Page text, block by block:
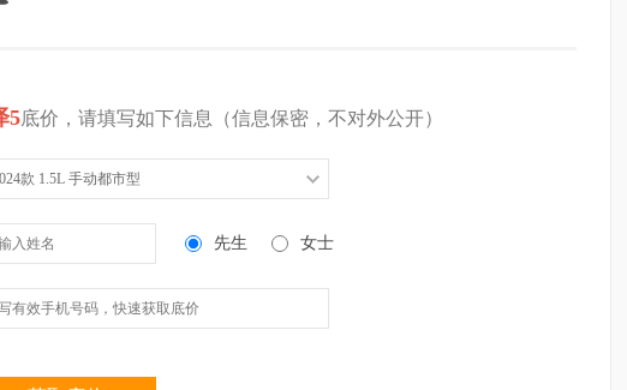
5底价，请填写如下信息（信息保密，不对外公开）
款 1.5L 手动都市型
先生 女士